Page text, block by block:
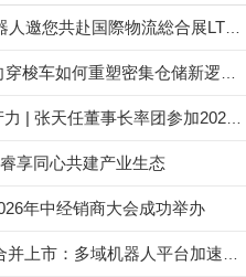
享同心共建产业生态
年中经销商大会成功举办